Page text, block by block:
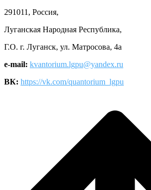
291011, Россия,
Луганская Народная Республика,
Г.О. г. Луганск, ул. Матросова, 4а
e-mail: kvantorium.lgpu@yandex.ru
ВК: https://vk.com/quantorium_lgpu